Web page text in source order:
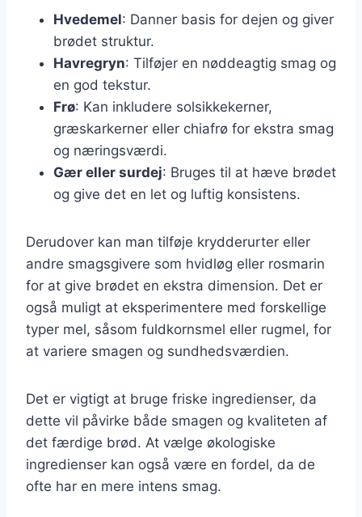
Hvedemel: Danner basis for dejen og giver
brødet struktur.
Havregryn: Tilføjer en nøddeagtig smag og
en god tekstur.
Frø: Kan inkludere solsikkekerner,
græskarkerner eller chiafrø for ekstra smag
og næringsværdi.
Gær eller surdej: Bruges til at hæve brødet
og give det en let og luftig konsistens.
Derudover kan man tilføje krydderurter eller
andre smagsgivere som hvidløg eller rosmarin
for at give brødet en ekstra dimension. Det er
også muligt at eksperimentere med forskellige
typer mel, såsom fuldkornsmel eller rugmel, for
at variere smagen og sundhedsværdien.
Det er vigtigt at bruge friske ingredienser, da
dette vil påvirke både smagen og kvaliteten af
det færdige brød. At vælge økologiske
ingredienser kan også være en fordel, da de
ofte har en mere intens smag.